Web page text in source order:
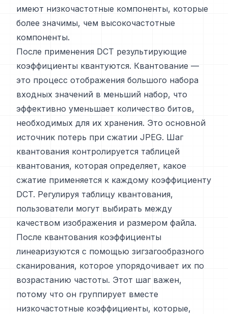
имеют низкочастотные компоненты, которые
более значимы, чем высокочастотные
компоненты.
После применения DCT результирующие
коэффициенты квантуются. Квантование —
это процесс отображения большого набора
входных значений в меньший набор, что
эффективно уменьшает количество битов,
необходимых для их хранения. Это основной
источник потерь при сжатии JPEG. Шаг
квантования контролируется таблицей
квантования, которая определяет, какое
сжатие применяется к каждому коэффициенту
DCT. Регулируя таблицу квантования,
пользователи могут выбирать между
качеством изображения и размером файла.
После квантования коэффициенты
линеаризуются с помощью зигзагообразного
сканирования, которое упорядочивает их по
возрастанию частоты. Этот шаг важен,
потому что он группирует вместе
низкочастотные коэффициенты, которые,